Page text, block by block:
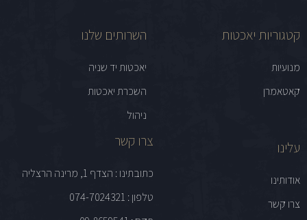
קטגוריות יאכטות
מנועיות
קאטאמרן
השרותים שלנו
יאכטות יד שניה
השכרת יאכטות
ניהול
עלינו
אודותינו
צרו קשר
צרו קשר
כתובתינו : הצדף 1, מרינה הרצליה
טלפון : 074-7024321